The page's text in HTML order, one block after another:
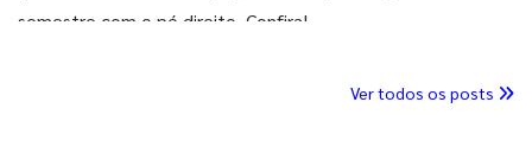
semestre com o pé direito. Confira!
Ver todos os posts